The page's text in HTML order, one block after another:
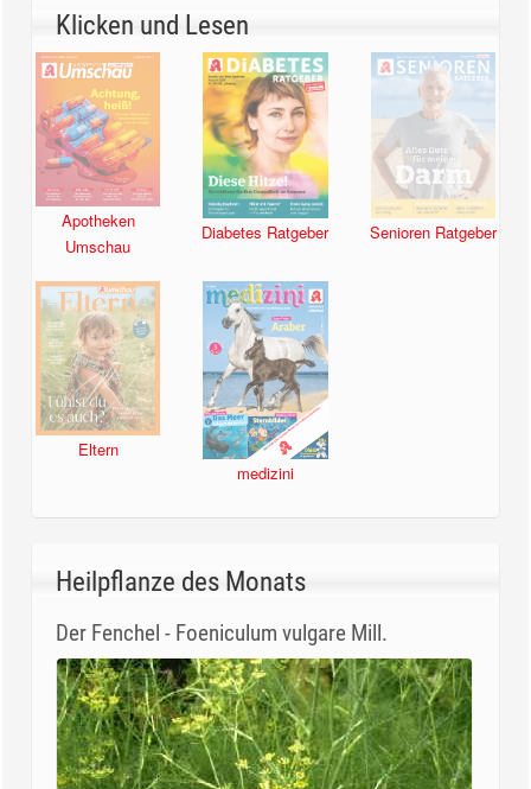
Klicken und Lesen
Apotheken
Umschau
Diabetes Ratgeber Senioren Ratgeber
Eltern
medizini
Heilpflanze des Monats
Der Fenchel - Foeniculum vulgare Mill.